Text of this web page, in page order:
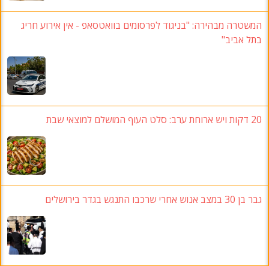
המשטרה מבהירה: "בניגוד לפרסומים בוואטסאפ - אין אירוע חריג
בתל אביב"
20 דקות ויש ארוחת ערב: סלט העוף המושלם למוצאי שבת
גבר בן 30 במצב אנוש אחרי שרכבו התנגש בגדר בירושלים